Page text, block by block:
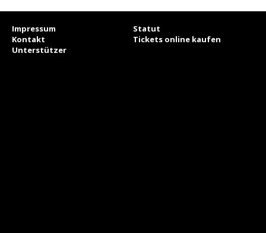
Impressum
Statut
Kontakt
Tickets online kaufen
Unterstützer